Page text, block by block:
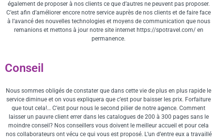
également de proposer à nos clients ce que d’autres ne peuvent pas proposer.
C’est afin d’améliorer encore notre service auprès de nos clients et de faire face
à l’avancé des nouvelles technologies et moyens de communication que nous
remanions et mettons à jour notre site internet https://spotravel.com/ en
permanence.
Conseil
Nous sommes obligés de constater que dans cette vie de plus en plus rapide le
service diminue et on vous expliquera que c’est pour baisser les prix. Forfaiture
que tout cela!… C’est pour nous le second pilier de notre agence. Comment
laisser un pauvre client errer dans les catalogues de 200 à 300 pages sans le
moindre conseil? Nos conseillers vous doivent le meilleur accueil et pour cela
nos collaborateurs ont vécu ce qui vous est proposé. L’un d’entre eux a travaillé